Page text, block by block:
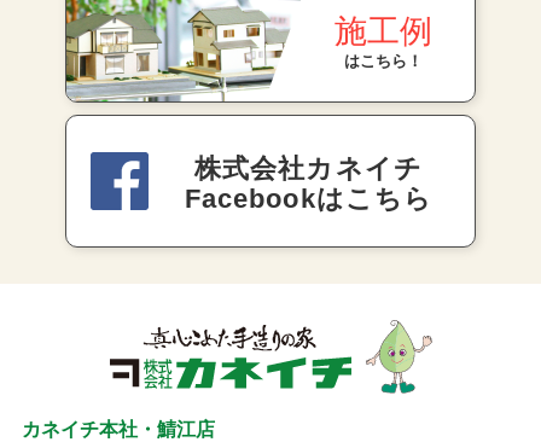
施工例
はこちら！
株式会社カネイチ
Facebookはこちら
カネイチ本社・鯖江店